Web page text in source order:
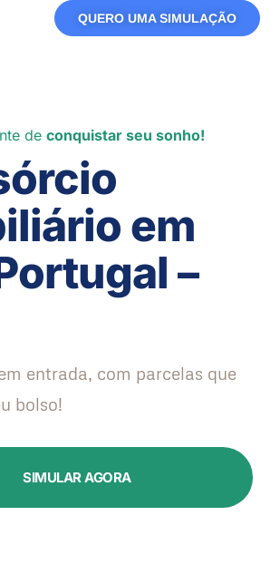
QUERO UMA SIMULAÇÃO
de conquistar seu sonho!
em
–
entrada, com parcelas que
bolso!
SIMULAR AGORA